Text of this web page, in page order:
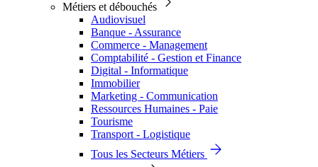
Métiers et débouchés
Audiovisuel
Banque - Assurance
Commerce - Management
Comptabilité - Gestion et Finance
Digital - Informatique
Immobilier
Marketing - Communication
Ressources Humaines - Paie
Tourisme
Transport - Logistique
Tous les Secteurs Métiers